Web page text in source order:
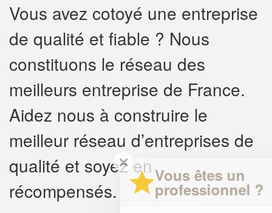
Vous avez cotoyé une entreprise
de qualité et fiable ? Nous
constituons le réseau des
meilleurs entreprise de France.
Aidez nous à construire le
meilleur réseau d’entreprises de
qualité et soyez en
récompensés.
✕
Vous êtes un
professionnel ?